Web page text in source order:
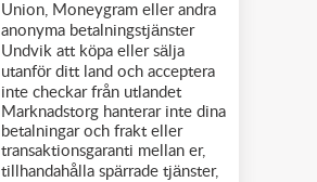
Union, Moneygram eller andra
anonyma betalningstjänster
Undvik att köpa eller sälja
utanför ditt land och acceptera
inte checkar från utlandet
Marknadstorg hanterar inte dina
betalningar och frakt eller
transaktionsgaranti mellan er,
tillhandahålla spärrade tjänster,